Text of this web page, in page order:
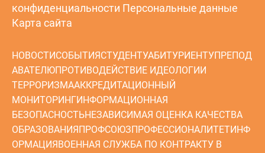
конфиденциальности Персональные данные
Карта сайта
НОВОСТИСОБЫТИЯСТУДЕНТУАБИТУРИЕНТУПРЕПОД
АВАТЕЛЮПРОТИВОДЕЙСТВИЕ ИДЕОЛОГИИ
ТЕРРОРИЗМААККРЕДИТАЦИОННЫЙ
МОНИТОРИНГИНФОРМАЦИОННАЯ
БЕЗОПАСНОСТЬНЕЗАВИСИМАЯ ОЦЕНКА КАЧЕСТВА
ОБРАЗОВАНИЯПРОФСОЮЗПРОФЕССИОНАЛИТЕТИНФ
ОРМАЦИЯВОЕННАЯ СЛУЖБА ПО КОНТРАКТУ В